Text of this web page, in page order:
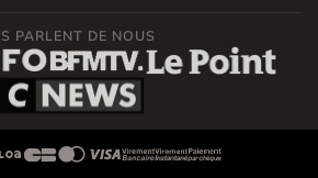
PARLENT DE NOUS
